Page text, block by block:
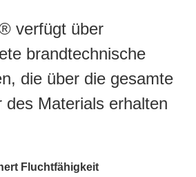
verfügt über
brandtechnische
die über die gesamte
des Materials erhalten
Fluchtfähigkeit